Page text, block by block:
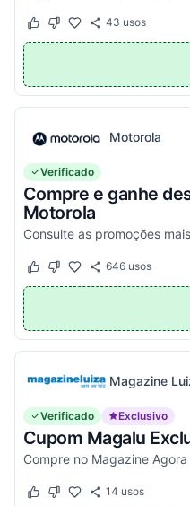
Este cupom funcionou
Este cupom não
43 usos
Motorola
Verificado
Compre e ganhe
Motorola
Este cupom funcionou
Este cupom não
646usos
Magazine
Verificado Exclusivo
Cupom Magalu
Este cupom funcionou
Este cupom não
14 usos